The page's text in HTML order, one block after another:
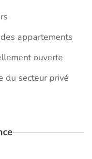
appartements
ouverte
du secteur privé